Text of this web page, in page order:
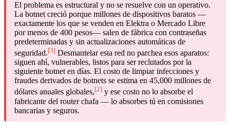
El problema es estructural y no se resuelve con un operativo.
La botnet creció porque millones de dispositivos baratos —
exactamente los que se venden en Elektra o Mercado Libre
por menos de 400 pesos— salen de fábrica con contraseñas
predeterminadas y sin actualizaciones automáticas de
seguridad.[3] Desmantelar esta red no parchea esos aparatos:
siguen ahí, vulnerables, listos para ser reclutados por la
siguiente botnet en días. El costo de limpiar infecciones y
fraudes derivados de botnets se estima en 45,000 millones de
dólares anuales globales,[2] y ese costo no lo absorbe el
fabricante del router chafa — lo absorbes tú en comisiones
bancarias y seguros.